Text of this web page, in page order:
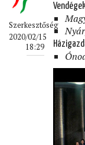
Szerkesztőség
2020/02/15
18:29